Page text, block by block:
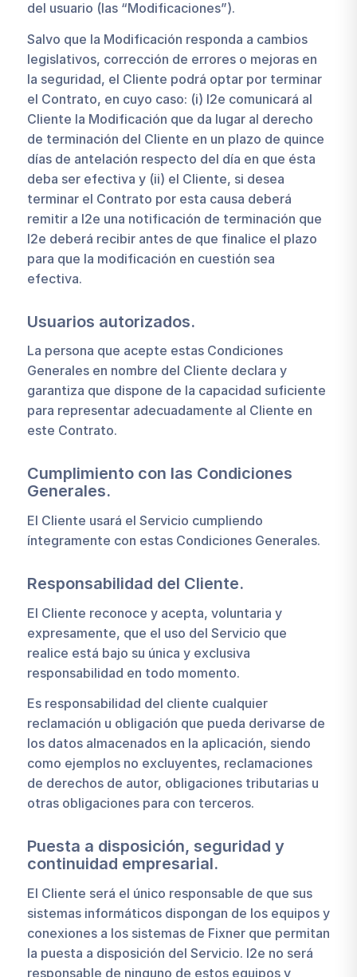
del usuario (las “Modificaciones”).
Salvo que la Modificación responda a cambios
legislativos, corrección de errores o mejoras en
la seguridad, el Cliente podrá optar por terminar
el Contrato, en cuyo caso: (i) I2e comunicará al
Cliente la Modificación que da lugar al derecho
de terminación del Cliente en un plazo de quince
días de antelación respecto del día en que ésta
deba ser efectiva y (ii) el Cliente, si desea
terminar el Contrato por esta causa deberá
remitir a I2e una notificación de terminación que
I2e deberá recibir antes de que finalice el plazo
para que la modificación en cuestión sea
efectiva.
Usuarios autorizados.
La persona que acepte estas Condiciones
Generales en nombre del Cliente declara y
garantiza que dispone de la capacidad suficiente
para representar adecuadamente al Cliente en
este Contrato.
Cumplimiento con las Condiciones
Generales.
El Cliente usará el Servicio cumpliendo
íntegramente con estas Condiciones Generales.
Responsabilidad del Cliente.
El Cliente reconoce y acepta, voluntaria y
expresamente, que el uso del Servicio que
realice está bajo su única y exclusiva
responsabilidad en todo momento.
Es responsabilidad del cliente cualquier
reclamación u obligación que pueda derivarse de
los datos almacenados en la aplicación, siendo
como ejemplos no excluyentes, reclamaciones
de derechos de autor, obligaciones tributarias u
otras obligaciones para con terceros.
Puesta a disposición, seguridad y
continuidad empresarial.
El Cliente será el único responsable de que sus
sistemas informáticos dispongan de los equipos y
conexiones a los sistemas de Fixner que permitan
la puesta a disposición del Servicio. I2e no será
responsable de ninguno de estos equipos y